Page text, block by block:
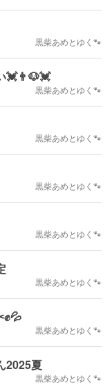
黒柴あめとゆく🐾
💓👨🐶💓
黒柴あめとゆく🐾
黒柴あめとゆく🐾
黒柴あめとゆく🐾
黒柴あめとゆく🐾
黒柴あめとゆく🐾
黒柴あめとゆく🐾
2025夏
黒柴あめとゆく🐾